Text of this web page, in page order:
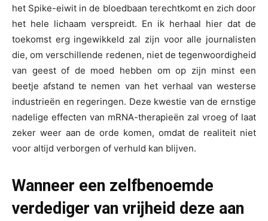
het Spike-eiwit in de bloedbaan terechtkomt en zich door
het hele lichaam verspreidt. En ik herhaal hier dat de
toekomst erg ingewikkeld zal zijn voor alle journalisten
die, om verschillende redenen, niet de tegenwoordigheid
van geest of de moed hebben om op zijn minst een
beetje afstand te nemen van het verhaal van westerse
industrieën en regeringen. Deze kwestie van de ernstige
nadelige effecten van mRNA-therapieën zal vroeg of laat
zeker weer aan de orde komen, omdat de realiteit niet
voor altijd verborgen of verhuld kan blijven.
Wanneer een zelfbenoemde
verdediger van vrijheid deze aan